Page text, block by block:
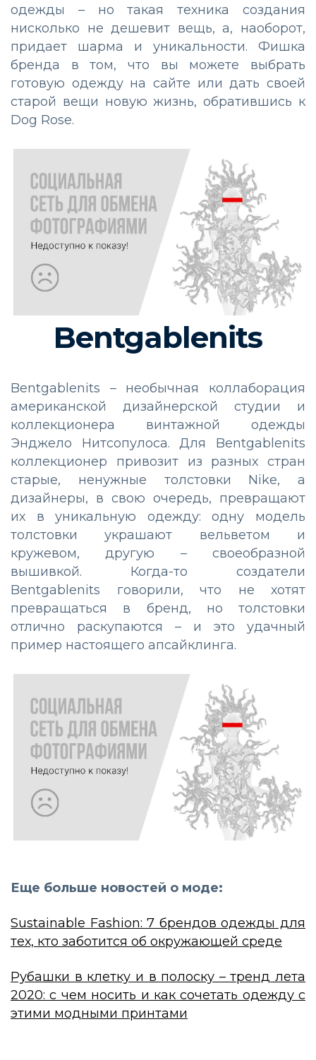
одежды – но такая техника создания
нисколько не дешевит вещь, а, наоборот,
придает шарма и уникальности. Фишка
бренда в том, что вы можете выбрать
готовую одежду на сайте или дать своей
старой вещи новую жизнь, обратившись к
Dog Rose.
Bentgablenits
Bentgablenits – необычная коллаборация
американской дизайнерской студии и
коллекционера винтажной одежды
Энджело Нитсопулоса. Для Bentgablenits
коллекционер привозит из разных стран
старые, ненужные толстовки Nike, а
дизайнеры, в свою очередь, превращают
их в уникальную одежду: одну модель
толстовки украшают вельветом и
кружевом, другую – своеобразной
вышивкой. Когда-то создатели
Bentgablenits говорили, что не хотят
превращаться в бренд, но толстовки
отлично раскупаются – и это удачный
пример настоящего апсайклинга.
Еще больше новостей о моде:
Sustainable Fashion: 7 брендов одежды для
тех, кто заботится об окружающей среде
Рубашки в клетку и в полоску – тренд лета
2020: с чем носить и как сочетать одежду с
этими модными принтами